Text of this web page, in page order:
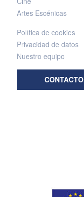
Artes Escénicas
Política de cookies
Privacidad de datos
Nuestro equipo
CONTACTO